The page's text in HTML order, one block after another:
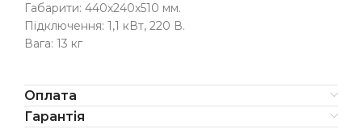
Габарити: 440х240х510 мм.
Підключення: 1,1 кВт, 220 В.
Вага: 13 кг
Оплата
Гарантія